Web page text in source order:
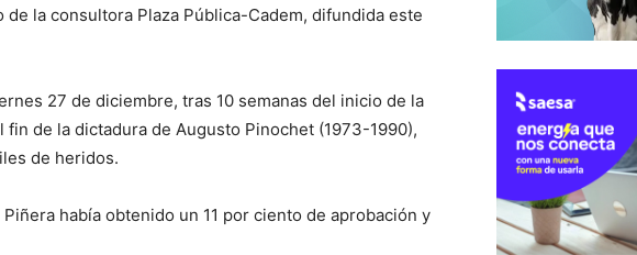
la consultora Plaza Pública-Cadem, difundida este
27 de diciembre, tras 10 semanas del inicio de la
de la dictadura de Augusto Pinochet (1973-1990),
de heridos.
había obtenido un 11 por ciento de aprobación y